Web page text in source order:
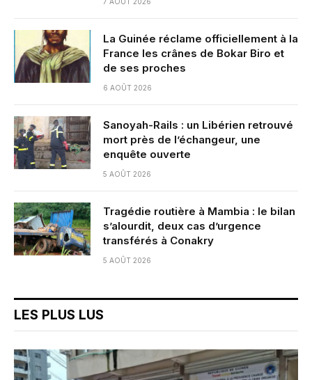
La Guinée réclame officiellement à la
France les crânes de Bokar Biro et
de ses proches
6 AOÛT 2026
Sanoyah-Rails : un Libérien retrouvé
mort près de l’échangeur, une
enquête ouverte
5 AOÛT 2026
Tragédie routière à Mambia : le bilan
s’alourdit, deux cas d’urgence
transférés à Conakry
5 AOÛT 2026
LES PLUS LUS